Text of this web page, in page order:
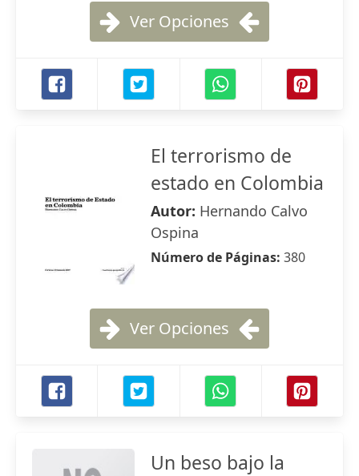
Ver Opciones
El terrorismo de
estado en Colombia
Autor: Hernando Calvo
Ospina
Número de Páginas: 380
Ver Opciones
Un beso bajo la